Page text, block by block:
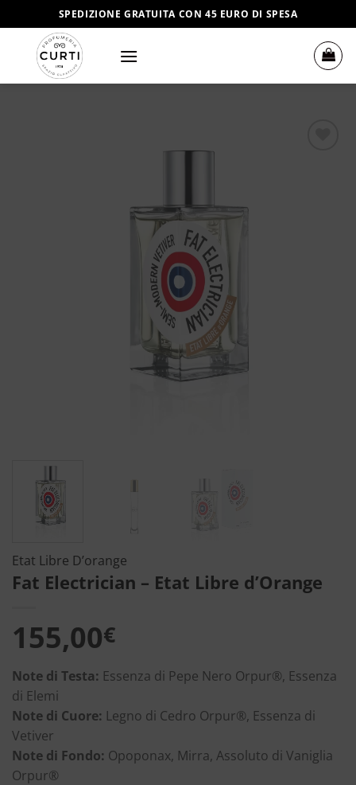
ai
contenuti
SPEDIZIONE GRATUITA CON 45 EURO DI SPESA
Etat Libre D’orange
Fat Electrician – Etat Libre d’Orange
155,00€
Note di Testa: Essenza di Pepe Nero Orpur®, Essenza
di Elemi
Note di Cuore: Legno di Cedro Orpur®, Essenza di
Vetiver
Note di Fondo: Opoponax, Mirra, Assoluto di Vaniglia
Orpur®